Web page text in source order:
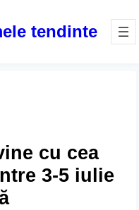
tendinte
cu cea
3-5 iulie